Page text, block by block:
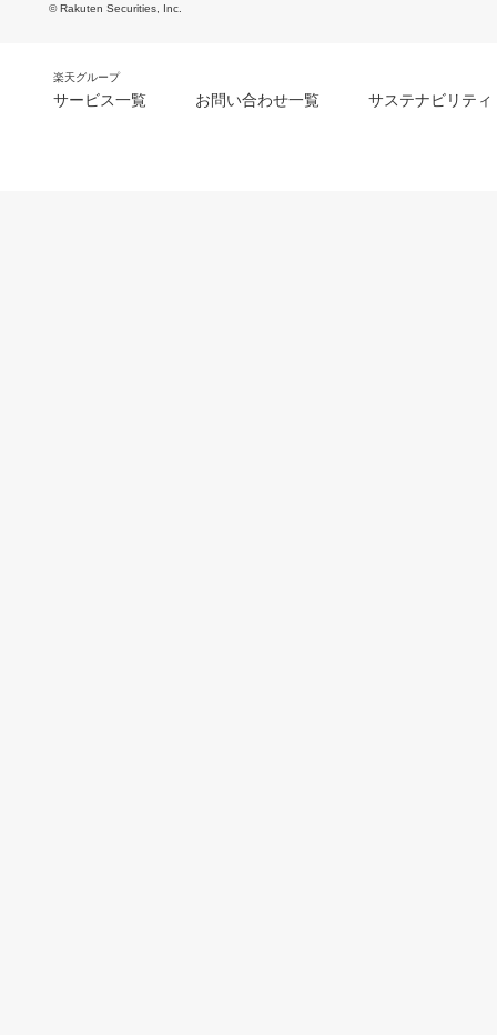
© Rakuten Securities, Inc.
楽天グループ
サービス一覧 お問い合わせ一覧 サステナビリティ